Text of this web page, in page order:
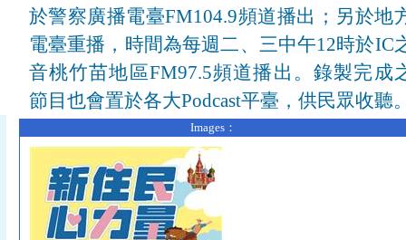
於警察廣播電臺FM104.9頻道播出；另於地
電臺重播，時間為每週二、三中午12時於IC
音桃竹苗地區FM97.5頻道播出。錄製完成
節目也會置於各大Podcast平臺，供民眾收聽
Images：